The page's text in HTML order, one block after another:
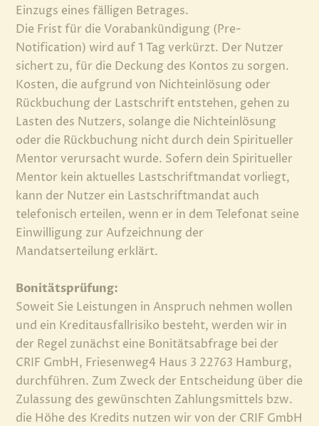
Einzugs eines fälligen Betrages.
Die Frist für die Vorabankündigung (Pre-
Notification) wird auf 1 Tag verkürzt. Der Nutzer
sichert zu, für die Deckung des Kontos zu sorgen.
Kosten, die aufgrund von Nichteinlösung oder
Rückbuchung der Lastschrift entstehen, gehen zu
Lasten des Nutzers, solange die Nichteinlösung
oder die Rückbuchung nicht durch dein Spiritueller
Mentor verursacht wurde. Sofern dein Spiritueller
Mentor kein aktuelles Lastschriftmandat vorliegt,
kann der Nutzer ein Lastschriftmandat auch
telefonisch erteilen, wenn er in dem Telefonat seine
Einwilligung zur Aufzeichnung der
Mandatserteilung erklärt.
Bonitätsprüfung:
Soweit Sie Leistungen in Anspruch nehmen wollen
und ein Kreditausfallrisiko besteht, werden wir in
der Regel zunächst eine Bonitätsabfrage bei der
CRIF GmbH, Friesenweg4 Haus 3 22763 Hamburg,
durchführen. Zum Zweck der Entscheidung über die
Zulassung des gewünschten Zahlungsmittels bzw.
die Höhe des Kredits nutzen wir von der CRIF GmbH